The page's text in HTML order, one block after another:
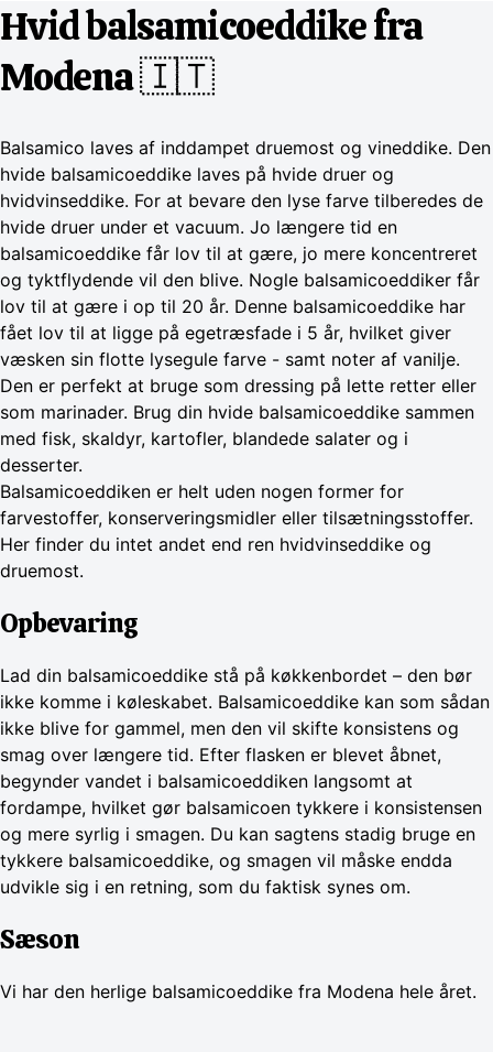
Hvid balsamicoeddike fra
Modena 🇮🇹
Balsamico laves af inddampet druemost og vineddike. Den
hvide balsamicoeddike laves på hvide druer og
hvidvinseddike. For at bevare den lyse farve tilberedes de
hvide druer under et vacuum. Jo længere tid en
balsamicoeddike får lov til at gære, jo mere koncentreret
og tyktflydende vil den blive. Nogle balsamicoeddiker får
lov til at gære i op til 20 år. Denne balsamicoeddike har
fået lov til at ligge på egetræsfade i 5 år, hvilket giver
væsken sin flotte lysegule farve - samt noter af vanilje.
Den er perfekt at bruge som dressing på lette retter eller
som marinader. Brug din hvide balsamicoeddike sammen
med fisk, skaldyr, kartofler, blandede salater og i
desserter.
Balsamicoeddiken er helt uden nogen former for
farvestoffer, konserveringsmidler eller tilsætningsstoffer.
Her finder du intet andet end ren hvidvinseddike og
druemost.
Opbevaring
Lad din balsamicoeddike stå på køkkenbordet – den bør
ikke komme i køleskabet. Balsamicoeddike kan som sådan
ikke blive for gammel, men den vil skifte konsistens og
smag over længere tid. Efter flasken er blevet åbnet,
begynder vandet i balsamicoeddiken langsomt at
fordampe, hvilket gør balsamicoen tykkere i konsistensen
og mere syrlig i smagen. Du kan sagtens stadig bruge en
tykkere balsamicoeddike, og smagen vil måske endda
udvikle sig i en retning, som du faktisk synes om.
Sæson
Vi har den herlige balsamicoeddike fra Modena hele året.